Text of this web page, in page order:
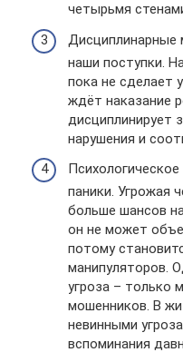
четырьмя
Дисциплинарные
наши поступки.
пока не сделает
ждёт наказание
дисциплинирует
нарушения и
паники. Угрожая
больше шансов
он не может
потому
манипуляторов.
угроза – только
мошенников. В
невинными
вспоминания